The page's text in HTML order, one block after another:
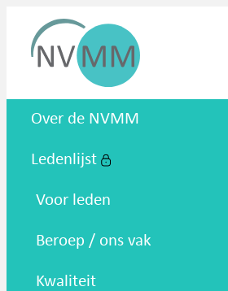
Nederlandse Vereniging voor
Over de NVMM
Ledenlijst
Voor leden
Beroep / ons vak
Kwaliteit